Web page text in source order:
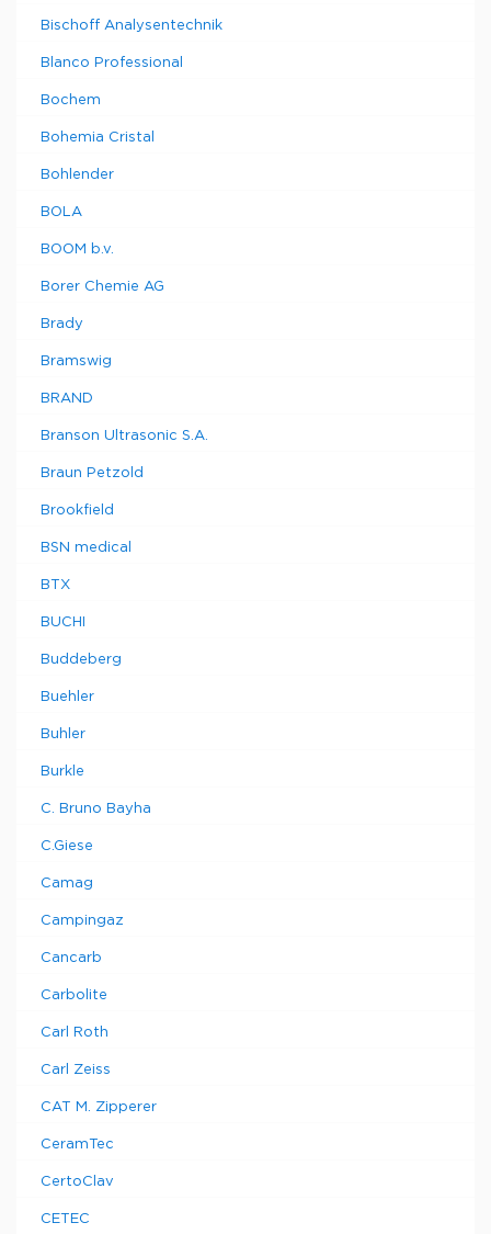
Bischoff Analysentechnik
Blanco Professional
Bochem
Bohemia Cristal
Bohlender
BOLA
BOOM b.v.
Borer Chemie AG
Brady
Bramswig
BRAND
Branson Ultrasonic S.A.
Braun Petzold
Brookfield
BSN medical
BTX
BUCHI
Buddeberg
Buehler
Buhler
Burkle
C. Bruno Bayha
C.Giese
Camag
Campingaz
Cancarb
Carbolite
Carl Roth
Carl Zeiss
CAT M. Zipperer
CeramTec
CertoClav
CETEC